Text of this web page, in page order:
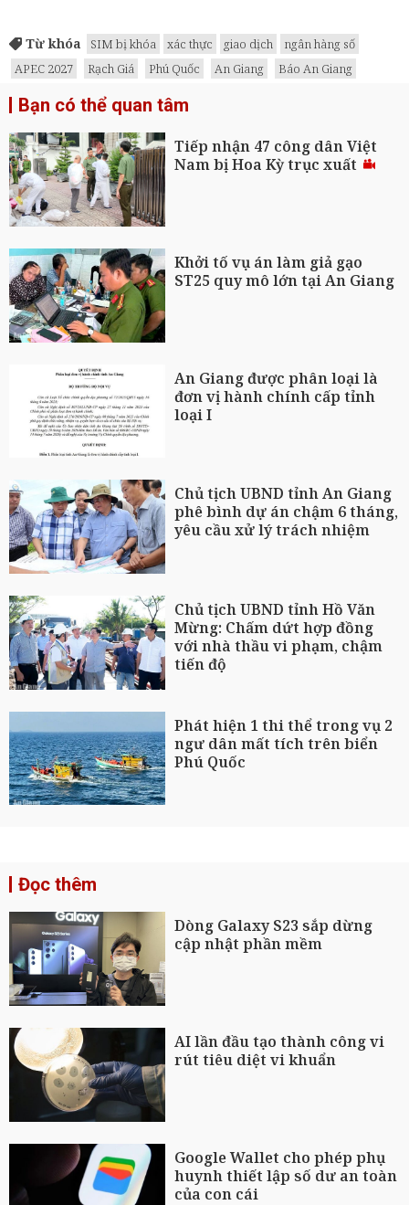
Từ khóa SIM bị khóa xác thực giao dịch
ngân hàng số
APEC 2027
Rạch Giá Phú Quốc An Giang Báo An Giang
Bạn có thể quan tâm
Tiếp nhận 47 công dân Việt
Nam bị Hoa Kỳ trục xuất
Khởi tố vụ án làm giả gạo
ST25 quy mô lớn tại An Giang
An Giang được phân loại là
đơn vị hành chính cấp tỉnh
loại I
Chủ tịch UBND tỉnh An Giang
phê bình dự án chậm 6 tháng,
yêu cầu xử lý trách nhiệm
Chủ tịch UBND tỉnh Hồ Văn
Mừng: Chấm dứt hợp đồng
với nhà thầu vi phạm, chậm
tiến độ
Phát hiện 1 thi thể trong vụ 2
ngư dân mất tích trên biển
Phú Quốc
Đọc thêm
Dòng Galaxy S23 sắp dừng
cập nhật phần mềm
AI lần đầu tạo thành công vi
rút tiêu diệt vi khuẩn
Google Wallet cho phép phụ
huynh thiết lập số dư an toàn
của con cái